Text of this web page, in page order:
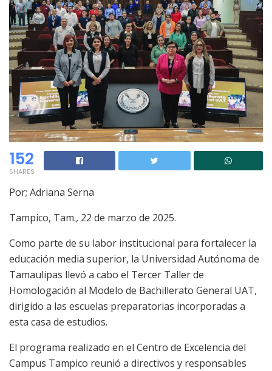
152
SHARES
Por; Adriana Serna
Tampico, Tam., 22 de marzo de 2025.
Como parte de su labor institucional para fortalecer la
educación media superior, la Universidad Autónoma de
Tamaulipas llevó a cabo el Tercer Taller de
Homologación al Modelo de Bachillerato General UAT,
dirigido a las escuelas preparatorias incorporadas a
esta casa de estudios.
El programa realizado en el Centro de Excelencia del
Campus Tampico reunió a directivos y responsables